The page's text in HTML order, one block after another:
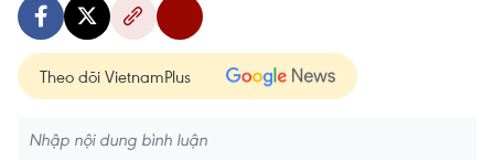
Theo dõi VietnamPlus